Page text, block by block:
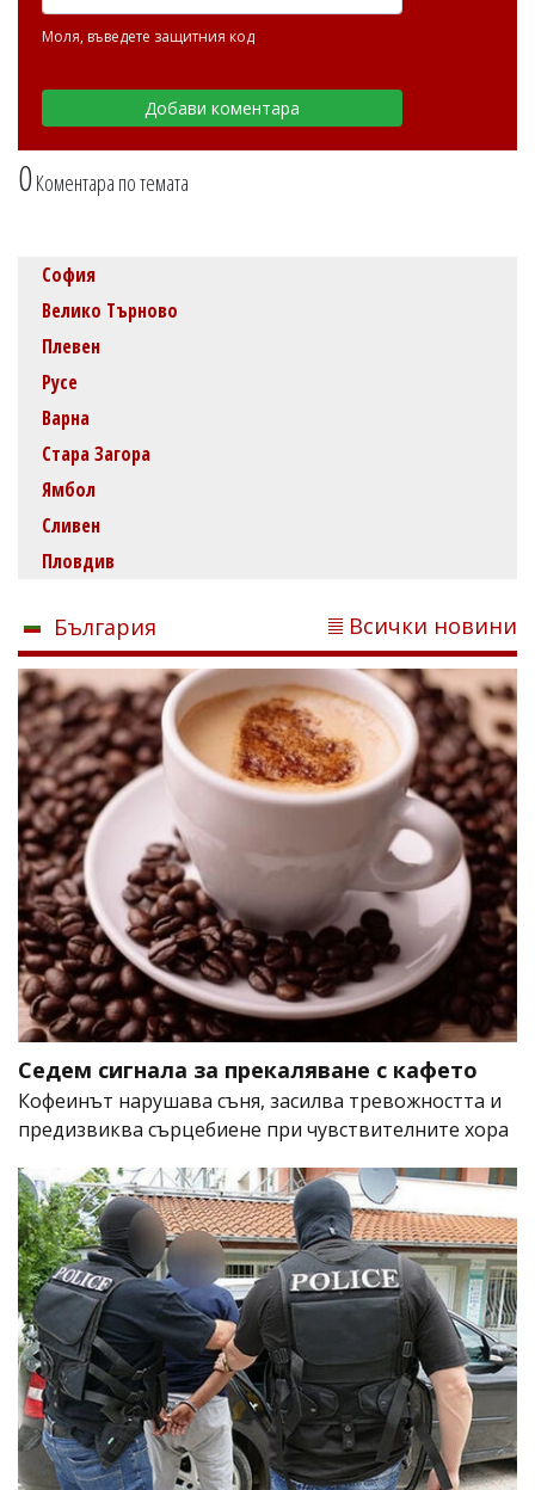
0Коментара по темата
Моля, въведете защитния код
София
Велико Търново
Плевен
Русе
Варна
Стара Загора
Ямбол
Сливен
Пловдив
България Всички новини
Седем сигнала за прекаляване с кафето
Кофеинът нарушава съня, засилва тревожността и
предизвиква сърцебиене при чувствителните хора